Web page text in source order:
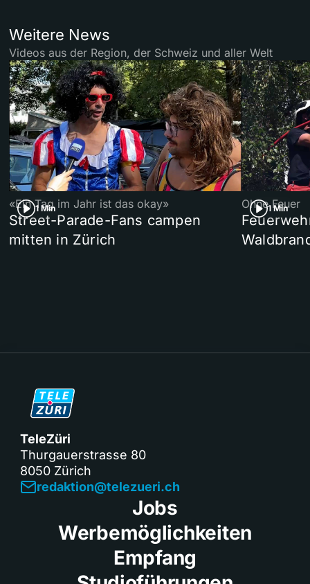
Weitere News
Videos aus der Region, der Schweiz und aller Welt
1 Min
«Ein Tag im Jahr ist das okay»
Street-Parade-Fans campen
mitten in Zürich
1 Min
Ohne Feuer
TeleZüri
Thurgauerstrasse 80
8050 Zürich
redaktion@telezueri.ch
Jobs
Werbemöglichkeiten
Empfang